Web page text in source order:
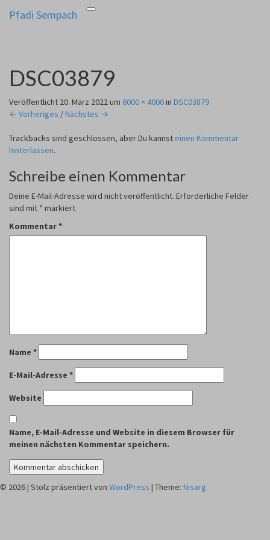
Toggle
Pfadi Sempach
Pfadi Sempach
aus Zürich Altstetten
DSC03879
Veröffentlicht 20. März 2022um 6000 × 4000in DSC03879
← Vorheriges /Nächstes →
Trackbacks sind geschlossen, aber Du kannst einen Kommentar
hinterlassen.
Schreibe einen Kommentar
Deine E-Mail-Adresse wird nicht veröffentlicht. Erforderliche Felder
sind mit * markiert
Kommentar*
Name *
E-Mail-Adresse *
Website
Name, E-Mail-Adresse und Website in diesem Browser für
meinen nächsten Kommentar speichern.
© 2026| Stolz präsentiert von WordPress | Theme: Nisarg